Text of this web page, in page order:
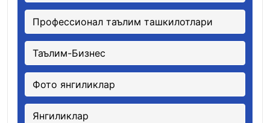
Профессионал таълим ташкилотлари
Таълим-Бизнес
Фото янгиликлар
Янгиликлар